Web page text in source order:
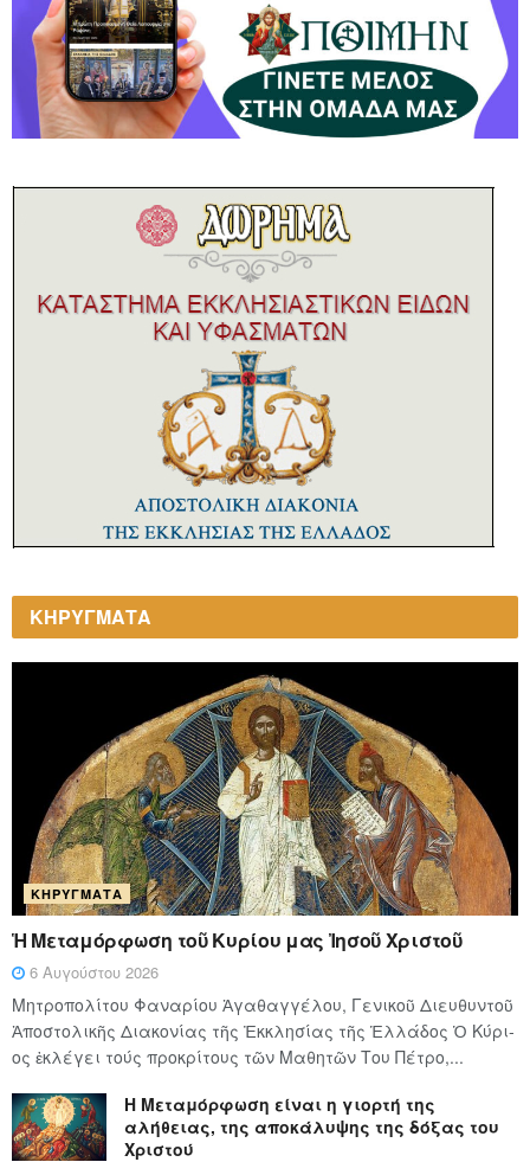
ΚΗΡΥΓΜΑΤΑ
ΚΗΡΎΓΜΑΤΑ
Ἡ Μεταμόρφωση τοῦ Κυρίου μας Ἰησοῦ Χριστοῦ
6 Αυγούστου 2026
Μητροπολίτου Φαναρίου Ἀγαθαγγέλου, Γενικοῦ Διευθυντοῦ
Ἀποστολικῆς Διακονίας τῆς Ἐκκλησίας τῆς Ἑλλάδος Ὁ Κύ­ρι­
ος ἐκλέγει τούς προ­κρί­τους τῶν Μα­θη­τῶν Του Πέ­τρο,...
Η Μεταμόρφωση είναι η γιορτή της
αλήθειας, της αποκάλυψης της δόξας του
Χριστού